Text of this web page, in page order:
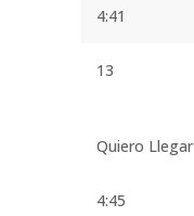
4:41
13
Quiero Llegar
4:45